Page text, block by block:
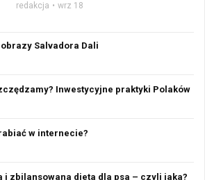
redakcja wrz 18
obrazy Salvadora Dali
Inwestycyjne praktyki Polaków
w internecie?
i zbilansowana dieta dla psa – czyli jaka?